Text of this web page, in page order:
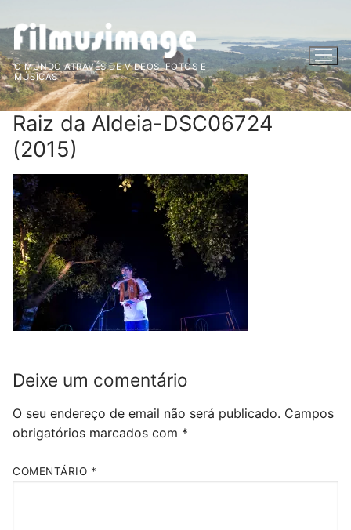
para
conteúdo
O MUNDO ATRAVÉS DE VIDEOS, FOTOS E
MÚSICAS
Raiz da Aldeia-DSC06724
(2015)
Deixe um comentário
O seu endereço de email não será publicado. Campos
obrigatórios marcados com *
COMENTÁRIO *